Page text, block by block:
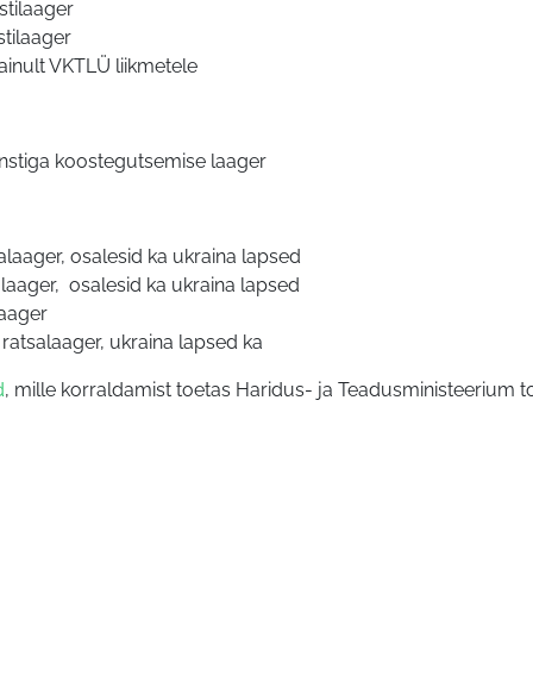
VKTLÜ liikmetele
koostegutsemise laager
osalesid ka ukraina lapsed
osalesid ka ukraina lapsed
ukraina lapsed ka
, mille korraldamist toetas Haridus- ja Teadusministeerium